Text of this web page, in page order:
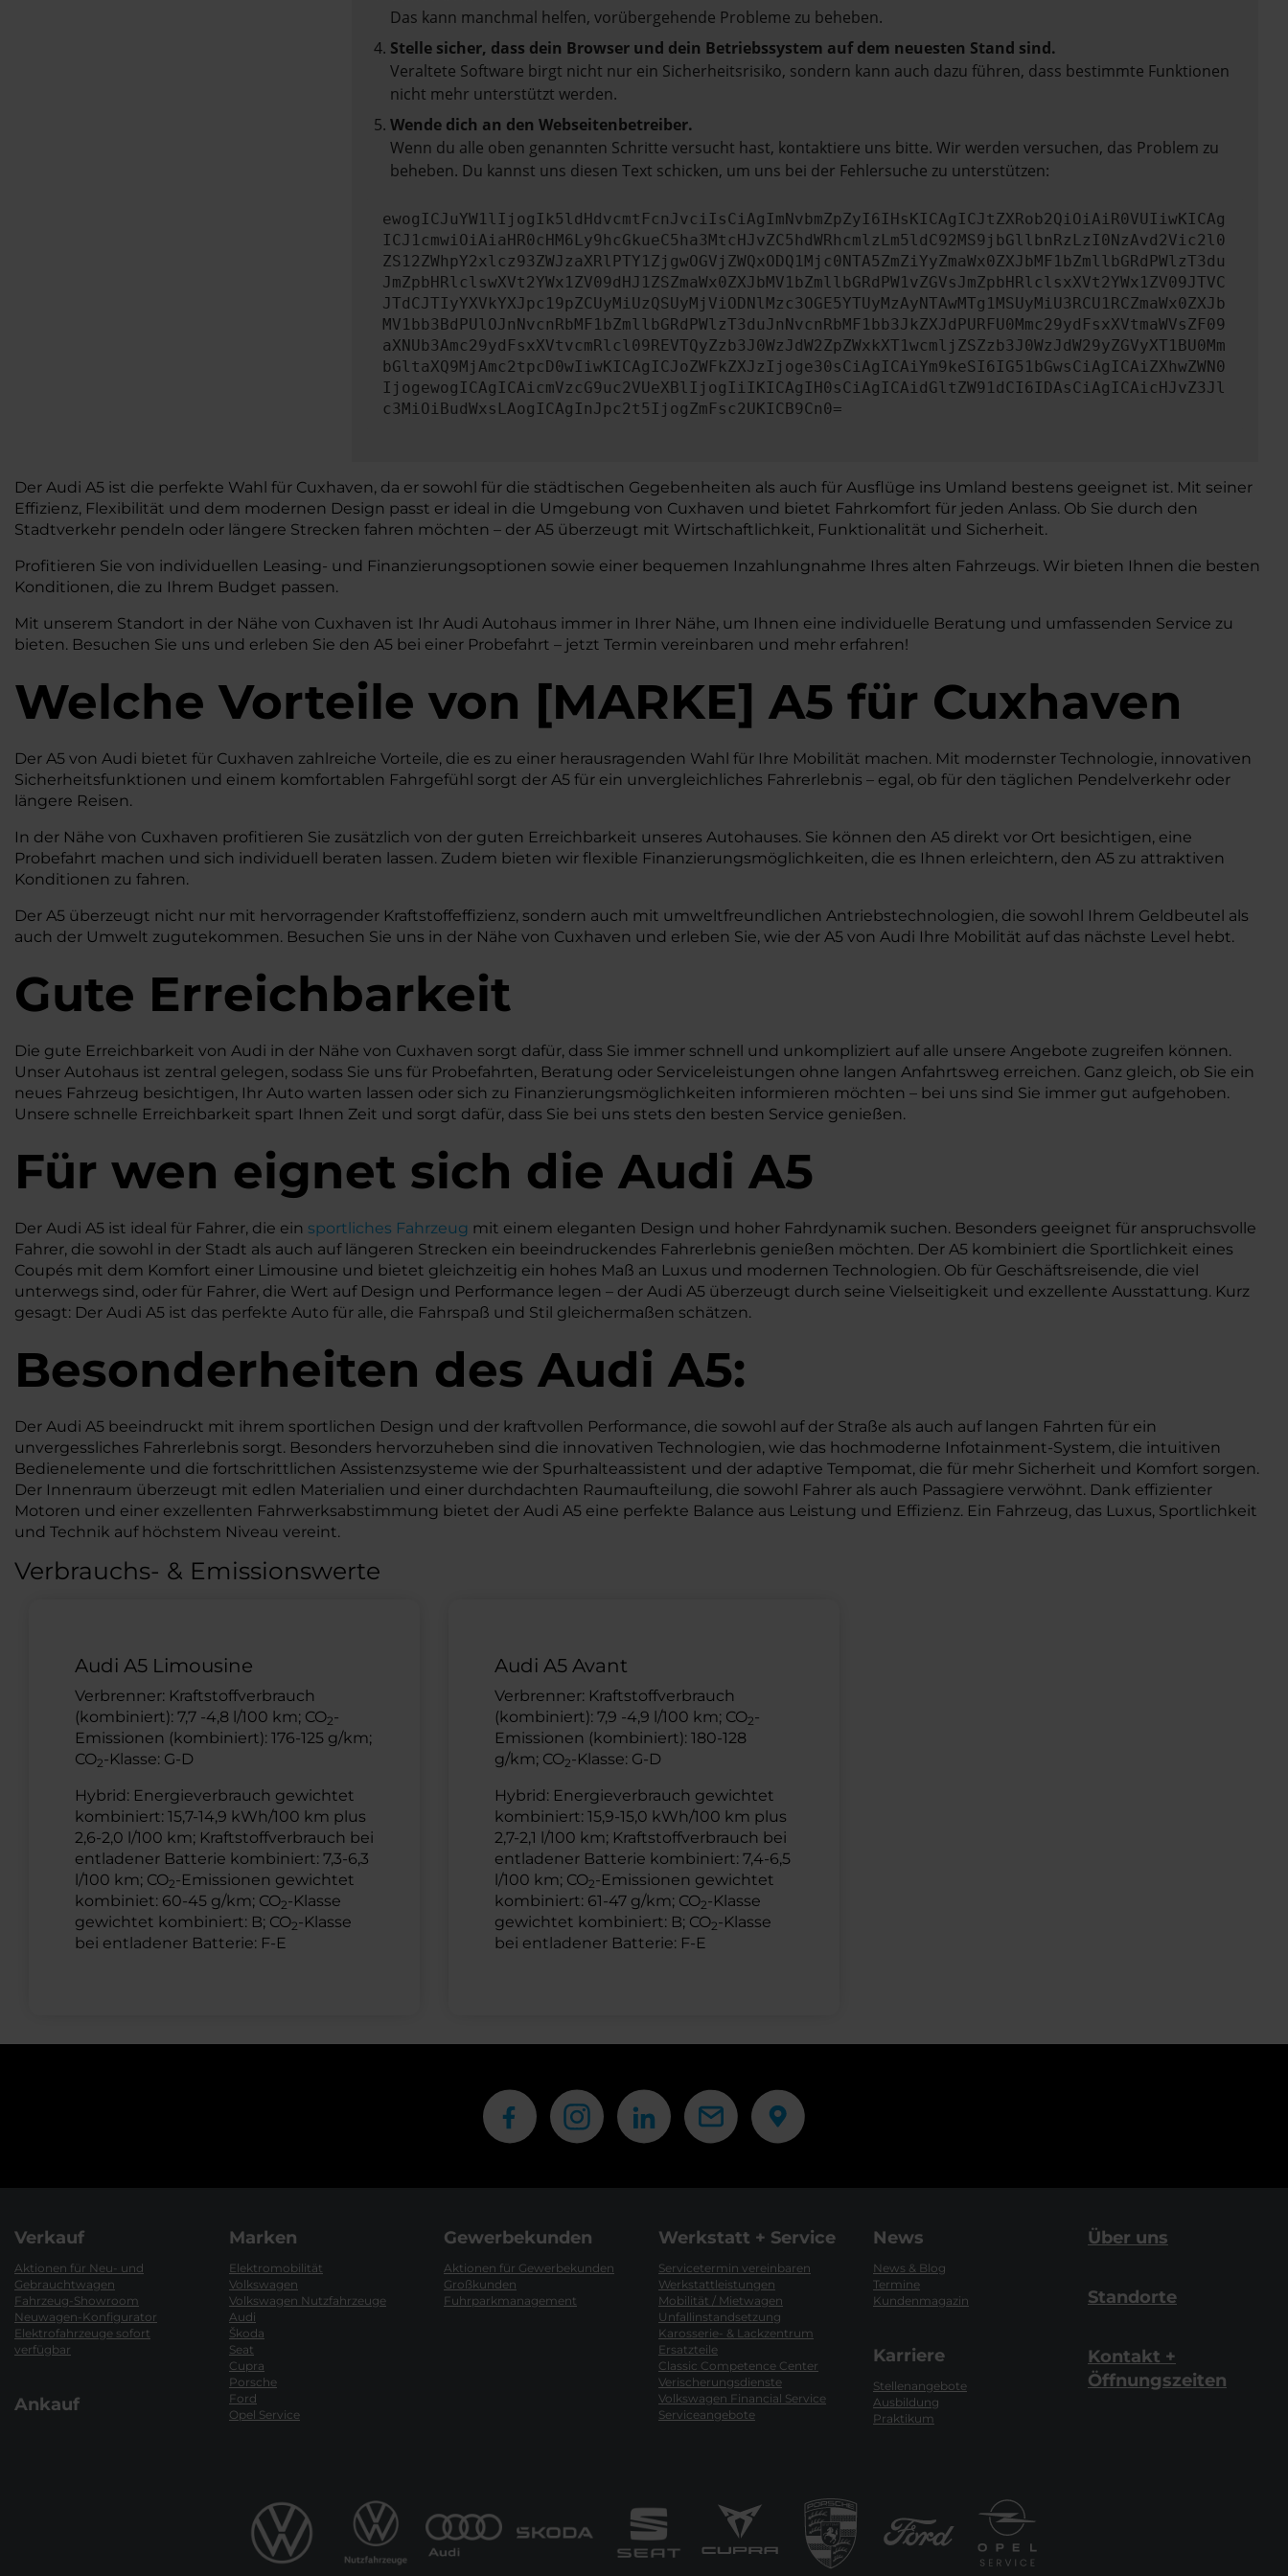
Das kann manchmal helfen, vorübergehende Probleme zu beheben.
Stelle sicher, dass dein Browser und dein Betriebssystem auf dem neuesten Stand sind.
Veraltete Software birgt nicht nur ein Sicherheitsrisiko, sondern kann auch dazu führen, dass bestimmte Funktionen
nicht mehr unterstützt werden.
Wende dich an den Webseitenbetreiber.
Wenn du alle oben genannten Schritte versucht hast, kontaktiere uns bitte. Wir werden versuchen, das Problem zu
beheben. Du kannst uns diesen Text schicken, um uns bei der Fehlersuche zu unterstützen:
ewogICJuYW1lIjogIk5ldHdvcmtFcnJvciIsCiAgImNvbmZpZyI6IHsKICAgICJtZXRob2QiOiAiR0VUIiwKICAg
ICJ1cmwiOiAiaHR0cHM6Ly9hcGkueC5ha3MtcHJvZC5hdWRhcmlzLm5ldC92MS9jbGllbnRzLzI0NzAvd2Vic2l0
ZS12ZWhpY2xlcz93ZWJzaXRlPTY1ZjgwOGVjZWQxODQ1Mjc0NTA5ZmZiYyZmaWx0ZXJbMF1bZmllbGRdPWlzT3du
JmZpbHRlclswXVt2YWx1ZV09dHJ1ZSZmaWx0ZXJbMV1bZmllbGRdPW1vZGVsJmZpbHRlclsxXVt2YWx1ZV09JTVC
JTdCJTIyYXVkYXJpc19pZCUyMiUzQSUyMjViODNlMzc3OGE5YTUyMzAyNTAwMTg1MSUyMiU3RCU1RCZmaWx0ZXJb
MV1bb3BdPUlOJnNvcnRbMF1bZmllbGRdPWlzT3duJnNvcnRbMF1bb3JkZXJdPURFU0Mmc29ydFsxXVtmaWVsZF09
aXNUb3Amc29ydFsxXVtvcmRlcl09REVTQyZzb3J0WzJdW2ZpZWxkXT1wcmljZSZzb3J0WzJdW29yZGVyXT1BU0Mm
bGltaXQ9MjAmc2tpcD0wIiwKICAgICJoZWFkZXJzIjoge30sCiAgICAiYm9keSI6IG51bGwsCiAgICAiZXhwZWN0
IjogewogICAgICAicmVzcG9uc2VUeXBlIjogIiIKICAgIH0sCiAgICAidGltZW91dCI6IDAsCiAgICAicHJvZ3Jl
c3MiOiBudWxsLAogICAgInJpc2t5IjogZmFsc2UKICB9Cn0=
Der Audi A5 ist die perfekte Wahl für Cuxhaven, da er sowohl für die städtischen Gegebenheiten als auch für Ausflüge ins Umland bestens geeignet ist. Mit seiner
Effizienz, Flexibilität und dem modernen Design passt er ideal in die Umgebung von Cuxhaven und bietet Fahrkomfort für jeden Anlass. Ob Sie durch den
Stadtverkehr pendeln oder längere Strecken fahren möchten – der A5 überzeugt mit Wirtschaftlichkeit, Funktionalität und Sicherheit.
Profitieren Sie von individuellen Leasing- und Finanzierungsoptionen sowie einer bequemen Inzahlungnahme Ihres alten Fahrzeugs. Wir bieten Ihnen die besten
Konditionen, die zu Ihrem Budget passen.
Mit unserem Standort in der Nähe von Cuxhaven ist Ihr Audi Autohaus immer in Ihrer Nähe, um Ihnen eine individuelle Beratung und umfassenden Service zu
bieten. Besuchen Sie uns und erleben Sie den A5 bei einer Probefahrt – jetzt Termin vereinbaren und mehr erfahren!
Welche Vorteile von [MARKE] A5 für Cuxhaven
Der A5 von Audi bietet für Cuxhaven zahlreiche Vorteile, die es zu einer herausragenden Wahl für Ihre Mobilität machen. Mit modernster Technologie, innovativen
Sicherheitsfunktionen und einem komfortablen Fahrgefühl sorgt der A5 für ein unvergleichliches Fahrerlebnis – egal, ob für den täglichen Pendelverkehr oder
längere Reisen.
In der Nähe von Cuxhaven profitieren Sie zusätzlich von der guten Erreichbarkeit unseres Autohauses. Sie können den A5 direkt vor Ort besichtigen, eine
Probefahrt machen und sich individuell beraten lassen. Zudem bieten wir flexible Finanzierungsmöglichkeiten, die es Ihnen erleichtern, den A5 zu attraktiven
Konditionen zu fahren.
Der A5 überzeugt nicht nur mit hervorragender Kraftstoffeffizienz, sondern auch mit umweltfreundlichen Antriebstechnologien, die sowohl Ihrem Geldbeutel als
auch der Umwelt zugutekommen. Besuchen Sie uns in der Nähe von Cuxhaven und erleben Sie, wie der A5 von Audi Ihre Mobilität auf das nächste Level hebt.
Gute Erreichbarkeit
Die gute Erreichbarkeit von Audi in der Nähe von Cuxhaven sorgt dafür, dass Sie immer schnell und unkompliziert auf alle unsere Angebote zugreifen können.
Unser Autohaus ist zentral gelegen, sodass Sie uns für Probefahrten, Beratung oder Serviceleistungen ohne langen Anfahrtsweg erreichen. Ganz gleich, ob Sie ein
neues Fahrzeug besichtigen, Ihr Auto warten lassen oder sich zu Finanzierungsmöglichkeiten informieren möchten – bei uns sind Sie immer gut aufgehoben.
Unsere schnelle Erreichbarkeit spart Ihnen Zeit und sorgt dafür, dass Sie bei uns stets den besten Service genießen.
Für wen eignet sich die Audi A5
Der Audi A5 ist ideal für Fahrer, die ein sportliches Fahrzeug mit einem eleganten Design und hoher Fahrdynamik suchen. Besonders geeignet für anspruchsvolle
Fahrer, die sowohl in der Stadt als auch auf längeren Strecken ein beeindruckendes Fahrerlebnis genießen möchten. Der A5 kombiniert die Sportlichkeit eines
Coupés mit dem Komfort einer Limousine und bietet gleichzeitig ein hohes Maß an Luxus und modernen Technologien. Ob für Geschäftsreisende, die viel
unterwegs sind, oder für Fahrer, die Wert auf Design und Performance legen – der Audi A5 überzeugt durch seine Vielseitigkeit und exzellente Ausstattung. Kurz
gesagt: Der Audi A5 ist das perfekte Auto für alle, die Fahrspaß und Stil gleichermaßen schätzen.
Besonderheiten des Audi A5:
Der Audi A5 beeindruckt mit ihrem sportlichen Design und der kraftvollen Performance, die sowohl auf der Straße als auch auf langen Fahrten für ein
unvergessliches Fahrerlebnis sorgt. Besonders hervorzuheben sind die innovativen Technologien, wie das hochmoderne Infotainment-System, die intuitiven
Bedienelemente und die fortschrittlichen Assistenzsysteme wie der Spurhalteassistent und der adaptive Tempomat, die für mehr Sicherheit und Komfort sorgen.
Der Innenraum überzeugt mit edlen Materialien und einer durchdachten Raumaufteilung, die sowohl Fahrer als auch Passagiere verwöhnt. Dank effizienter
Motoren und einer exzellenten Fahrwerksabstimmung bietet der Audi A5 eine perfekte Balance aus Leistung und Effizienz. Ein Fahrzeug, das Luxus, Sportlichkeit
und Technik auf höchstem Niveau vereint.
Verbrauchs- & Emissionswerte
Audi A5 Limousine
Verbrenner: Kraftstoffverbrauch
(kombiniert): 7,7 -4,8 l/100 km; CO2-
Emissionen (kombiniert): 176-125 g/km;
CO2-Klasse: G-D
Hybrid: Energieverbrauch gewichtet
kombiniert: 15,7-14,9 kWh/100 km plus
2,6-2,0 l/100 km; Kraftstoffverbrauch bei
entladener Batterie kombiniert: 7,3-6,3
l/100 km; CO2-Emissionen gewichtet
kombiniet: 60-45 g/km; CO2-Klasse
gewichtet kombiniert: B; CO2-Klasse
bei entladener Batterie: F-E
Audi A5 Avant
Verbrenner: Kraftstoffverbrauch
(kombiniert): 7,9 -4,9 l/100 km; CO2-
Emissionen (kombiniert): 180-128
g/km; CO2-Klasse: G-D
Hybrid: Energieverbrauch gewichtet
kombiniert: 15,9-15,0 kWh/100 km plus
2,7-2,1 l/100 km; Kraftstoffverbrauch bei
entladener Batterie kombiniert: 7,4-6,5
l/100 km; CO2-Emissionen gewichtet
kombiniert: 61-47 g/km; CO2-Klasse
gewichtet kombiniert: B; CO2-Klasse
bei entladener Batterie: F-E
Verkauf
Aktionen für Neu- und
Gebrauchtwagen
Fahrzeug-Showroom
Neuwagen-Konfigurator
Elektrofahrzeuge sofort
verfügbar
Ankauf
Marken
Elektromobilität
Volkswagen
Volkswagen Nutzfahrzeuge
Audi
Škoda
Seat
Cupra
Porsche
Ford
Opel Service
Gewerbekunden
Aktionen für Gewerbekunden
Großkunden
Fuhrparkmanagement
Werkstatt + Service
Servicetermin vereinbaren
Werkstattleistungen
Mobilität / Mietwagen
Unfallinstandsetzung
Karosserie- & Lackzentrum
Ersatzteile
Classic Competence Center
Verischerungsdienste
Volkswagen Financial Service
Serviceangebote
News
News & Blog
Termine
Kundenmagazin
Karriere
Stellenangebote
Ausbildung
Praktikum
Über uns
Standorte
Kontakt +
Öffnungszeiten